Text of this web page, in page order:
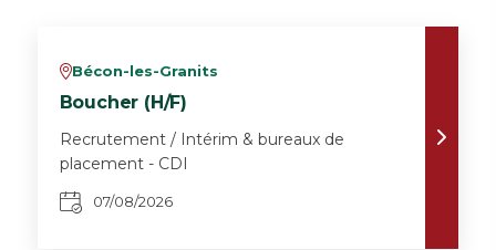
vBécon-les-Granits
Boucher (H/F)
Recrutement / Intérim & bureaux de
placement - CDI
07/08/2026